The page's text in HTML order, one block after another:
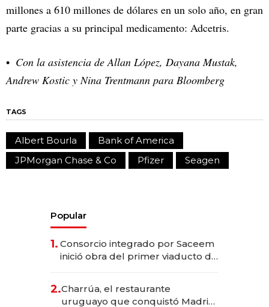
millones a 610 millones de dólares en un solo año, en gran
parte gracias a su principal medicamento: Adcetris.
Con la asistencia de Allan López, Dayana Mustak,
Andrew Kostic y Nina Trentmann para Bloomberg
TAGS
Albert Bourla
Bank of America
JPMorgan Chase & Co
Pfizer Seagen
Popular
1. Consorcio integrado por Saceem
inició obra del primer viaducto de
millones
2.Charrúa, el restaurante
uruguayo que conquistó Madrid: